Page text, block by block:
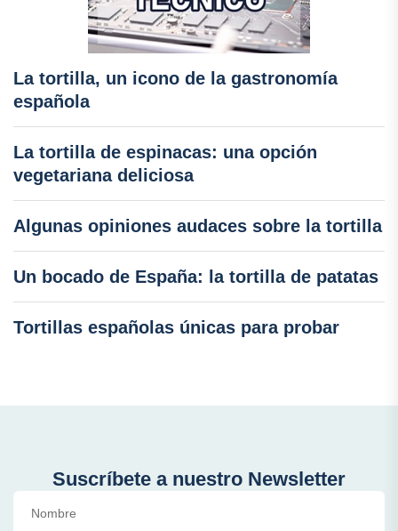
La tortilla, un icono de la gastronomía
española
La tortilla de espinacas: una opción
vegetariana deliciosa
Algunas opiniones audaces sobre la tortilla
Un bocado de España: la tortilla de patatas
Tortillas españolas únicas para probar
Suscríbete a nuestro Newsletter